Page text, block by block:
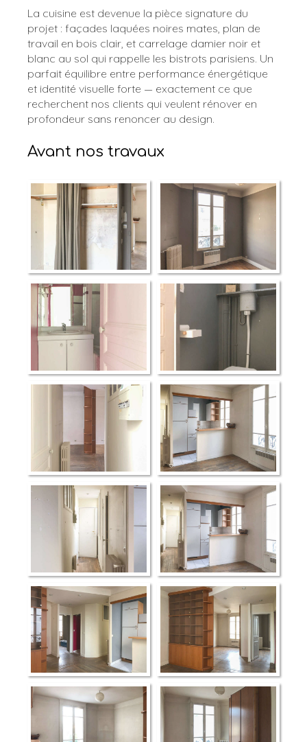
La cuisine est devenue la pièce signature du
projet : façades laquées noires mates, plan de
travail en bois clair, et carrelage damier noir et
blanc au sol qui rappelle les bistrots parisiens. Un
parfait équilibre entre performance énergétique
et identité visuelle forte — exactement ce que
recherchent nos clients qui veulent rénover en
profondeur sans renoncer au design.
Avant nos travaux